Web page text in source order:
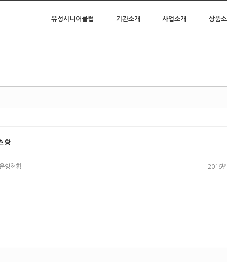
유성시니어클럽 기관소개 사업소개 상품
황
영현황 2016